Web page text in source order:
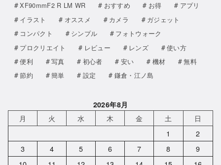
XF90mmF2 R LM WR
おすすめ お得
アプリ
イラスト
オススメ カメラ
ガジェット
コンパクト
シンプル
フォトウォーク
プロクリエイト
レビュー レンズ
使い方
便利
写真 初心者 安い 機材
無料
節約
簡単 設定 鎌倉・江ノ島
2026年8月
月 火 水 木 金 土
日
1
2
3
4 5 6 7 8
9